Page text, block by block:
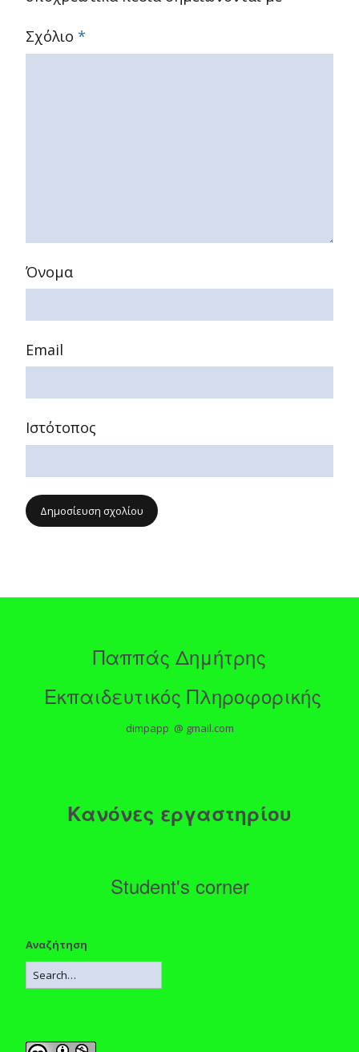
Σχόλιο *
Όνομα
Email
Ιστότοπος
Παππάς Δημήτρης
Εκπαιδευτικός Πληροφορικής
dimpapp @ gmail.com
Κανόνες εργαστηρίου
Student's corner
Αναζήτηση